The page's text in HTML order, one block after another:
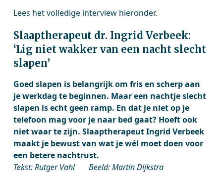
Lees het volledige interview hieronder.
Slaaptherapeut dr. Ingrid Verbeek:
‘Lig niet wakker van een nacht slecht
slapen’
Goed slapen is belangrijk om fris en scherp aan
je werkdag te beginnen. Maar een nachtje slecht
slapen is echt geen ramp. En dat je niet op je
telefoon mag voor je naar bed gaat? Hoeft ook
niet waar te zijn. Slaaptherapeut Ingrid Verbeek
maakt je bewust van wat je wél moet doen voor
een betere nachtrust.
Tekst: Rutger Vahl Beeld: Martin Dijkstra